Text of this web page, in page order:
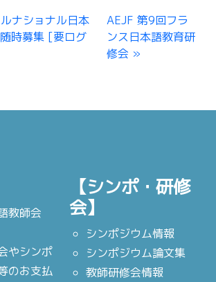
ナショナル日本
時募集 [要ログ
AEJF 第9回フラ
ンス日本語教育研
修会
教師会
やシンポ
のお支払
【シンポ・研修
会】
シンポジウム情報
シンポジウム論文集
教師研修会情報